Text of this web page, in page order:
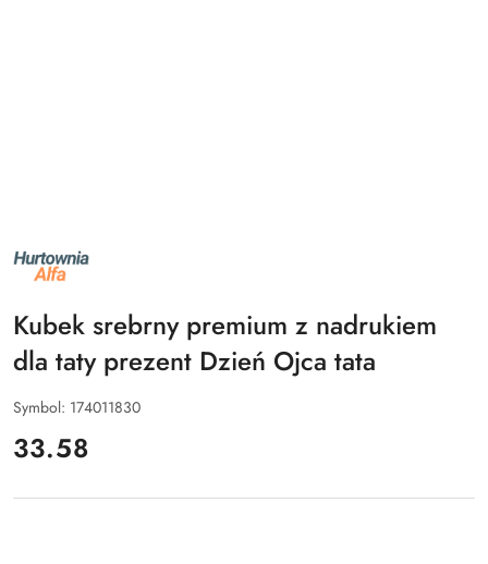
NAZWA
PRODUCENTA:
ALFA
Kubek srebrny premium z nadrukiem
dla taty prezent Dzień Ojca tata
Symbol: 174011830
cena:
33.58